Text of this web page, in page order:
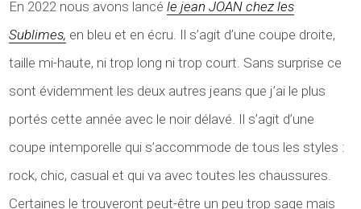
En 2022 nous avons lancéle jean JOAN chez les
Sublimes, en bleu et en écru. Il s’agit d’une coupe droite,
taille mi-haute, ni trop long ni trop court. Sans surprise ce
sont évidemment les deux autres jeans que j’ai le plus
portés cette année avec le noir délavé. Il s’agit d’une
coupe intemporelle qui s’accommode de tous les styles :
rock, chic, casual et qui va avec toutes les chaussures.
Certaines le trouveront peut-être un peu trop sage mais